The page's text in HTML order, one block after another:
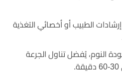
الطبيب أو أخصائي التغذية
النوم، يُفضل تناول الجرعة